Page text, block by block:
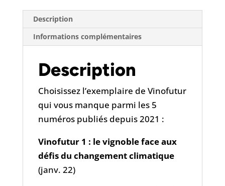
Description
Informations complémentaires
Description
Choisissez l’exemplaire de Vinofutur
qui vous manque parmi les 5
numéros publiés depuis 2021 :
Vinofutur 1 : le vignoble face aux
défis du changement climatique
(janv. 22)